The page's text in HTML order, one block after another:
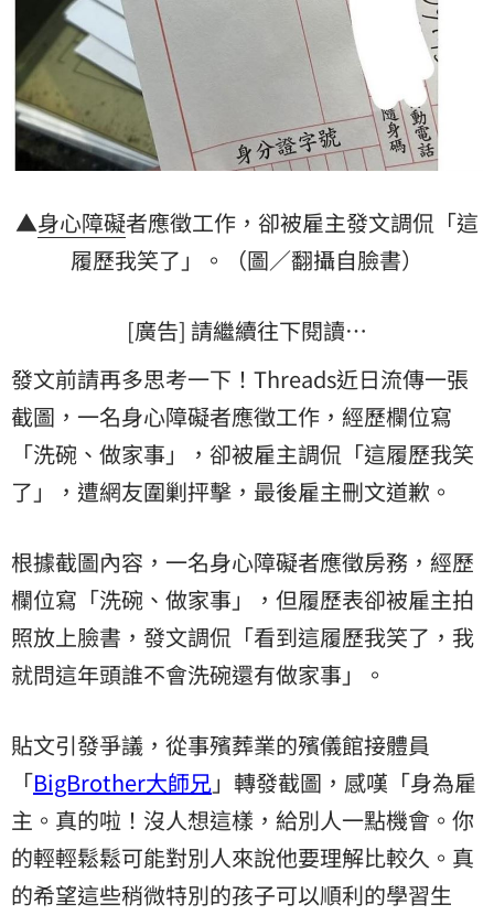
▲身心障礙者應徵工作，卻被雇主發文調侃「這
履歷我笑了」。（圖／翻攝自臉書）
[廣告] 請繼續往下閱讀…
發文前請再多思考一下！Threads近日流傳一張
截圖，一名身心障礙者應徵工作，經歷欄位寫
「洗碗、做家事」，卻被雇主調侃「這履歷我笑
了」，遭網友圍剿抨擊，最後雇主刪文道歉。
根據截圖內容，一名身心障礙者應徵房務，經歷
欄位寫「洗碗、做家事」，但履歷表卻被雇主拍
照放上臉書，發文調侃「看到這履歷我笑了，我
就問這年頭誰不會洗碗還有做家事」。
貼文引發爭議，從事殯葬業的殯儀館接體員
「BigBrother大師兄」轉發截圖，感嘆「身為雇
主。真的啦！沒人想這樣，給別人一點機會。你
的輕輕鬆鬆可能對別人來說他要理解比較久。真
的希望這些稍微特別的孩子可以順利的學習生